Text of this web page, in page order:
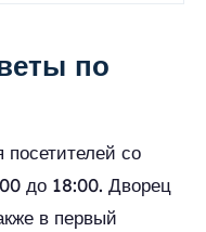
по
посетителей со
до 18:00. Дворец
в первый